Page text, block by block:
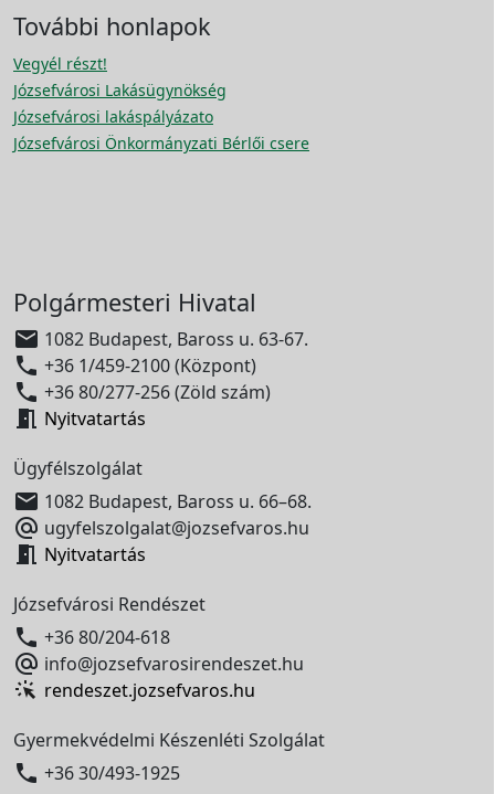
További honlapok
Vegyél részt!
Józsefvárosi Lakásügynökség
Józsefvárosi lakáspályázato
Józsefvárosi Önkormányzati Bérlői csere
Polgármesteri Hivatal
 1082 Budapest, Baross u. 63-67.
 +36 1/459-2100 (Központ)
 +36 80/277-256 (Zöld szám)
 Nyitvatartás
Ügyfélszolgálat
 1082 Budapest, Baross u. 66–68.
 ugyfelszolgalat@jozsefvaros.hu
 Nyitvatartás
Józsefvárosi Rendészet
 +36 80/204-618
 info@jozsefvarosirendeszet.hu
rendeszet.jozsefvaros.hu
Gyermekvédelmi Készenléti Szolgálat
 +36 30/493-1925